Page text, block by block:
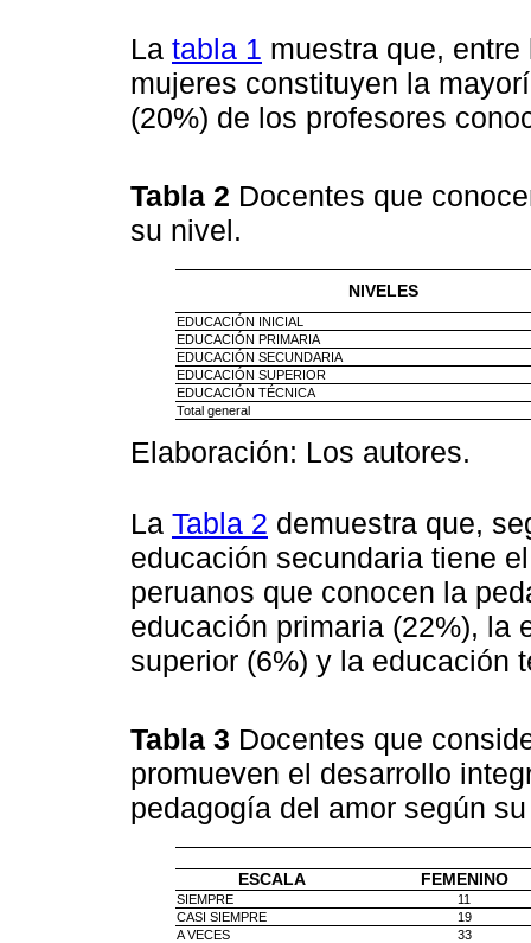
La tabla 1 muestra que,
mujeres constituyen la
(20%) de los profesores
Tabla 2 Docentes que
su nivel.
NIVELES
EDUCACIÓN INICIAL
EDUCACIÓN PRIMARIA
EDUCACIÓN SECUNDARIA
EDUCACIÓN SUPERIOR
EDUCACIÓN TÉCNICA
Total general
Elaboración: Los autores.
La Tabla 2 demuestra que,
educación secundaria tiene
peruanos que conocen la
educación primaria (22%), la
superior (6%) y la educación
Tabla 3 Docentes que
promueven el desarrollo
pedagogía del amor según
ESCALA FEMENINO
SIEMPRE
11
CASI SIEMPRE
19
A VECES
33